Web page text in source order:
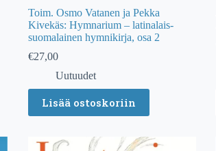
Toim. Osmo Vatanen ja Pekka
Kivekäs: Hymnarium – latinalais-
suomalainen hymnikirja, osa 2
€27,00
Uutuudet
Lisää ostoskoriin